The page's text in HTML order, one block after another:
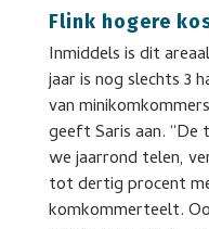
Flink hogere
Inmiddels is dit
jaar is nog slechts 3
van
geeft Saris aan. “De
we jaarrond telen,
tot dertig procent
komkommerteelt.